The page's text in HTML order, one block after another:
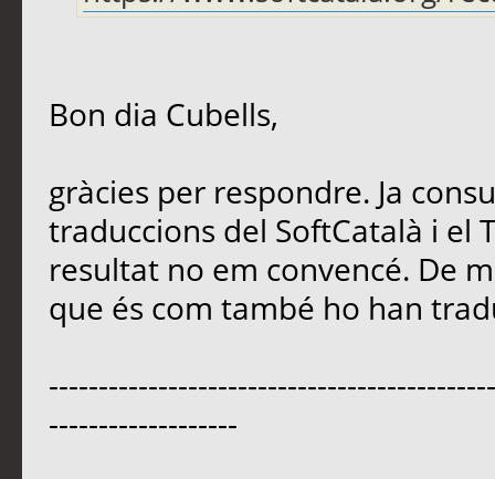
Bon dia Cubells,
gràcies per respondre. Ja
traduccions del SoftCatalà i el
resultat no em convencé. De
que és com també ho han
-------------------